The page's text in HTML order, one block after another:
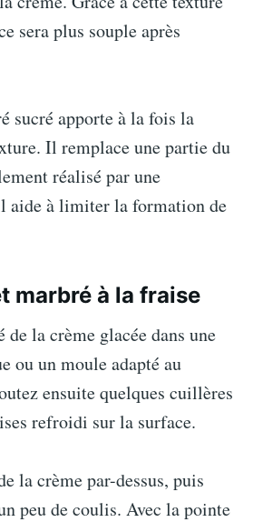
sera plus souple après
sucré apporte à la fois la
Il remplace une partie du
réalisé par une
aide à limiter la formation de
marbré à la fraise
la crème glacée dans une
ou un moule adapté au
ensuite quelques cuillères
refroidi sur la surface.
la crème par-dessus, puis
peu de coulis. Avec la pointe